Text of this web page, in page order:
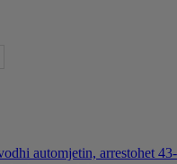
automjetin, arrestohet